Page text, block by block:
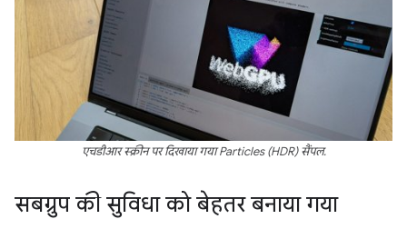
एचडीआर स्क्रीन पर दिखाया गया Particles (HDR) सैंपल.
सबग्रुप की सुविधा को बेहतर बनाया गया